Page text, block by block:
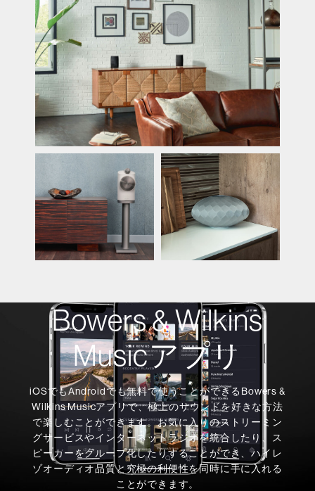
Bowers & Wilkins
Musicアプリ
iOSでもAndroidでも無料で使うことができるBowers &
Wilkins Musicアプリで、極上のサウンドを好きな方法
で楽しむことができます。お気に入りのストリーミン
グサービスやインターネットラジオを統合したり、ス
ピーカーをグループ化したりすることができ、ハイレ
ゾオーディオ品質と究極の利便性を同時に手に入れる
ことができます。